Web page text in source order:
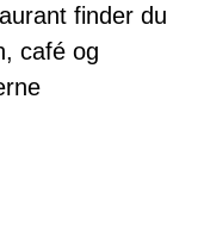
finder du
café og